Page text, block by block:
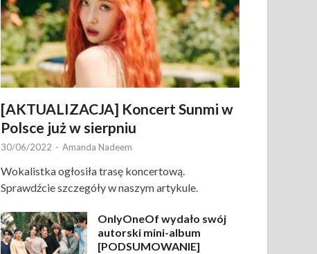
[AKTUALIZACJA] Koncert Sunmi w
Polsce już w sierpniu
30/06/2022 - Amanda Nadeem
Wokalistka ogłosiła trasę koncertową.
Sprawdźcie szczegóły w naszym artykule.
OnlyOneOf wydało swój
autorski mini-album
[PODSUMOWANIE]